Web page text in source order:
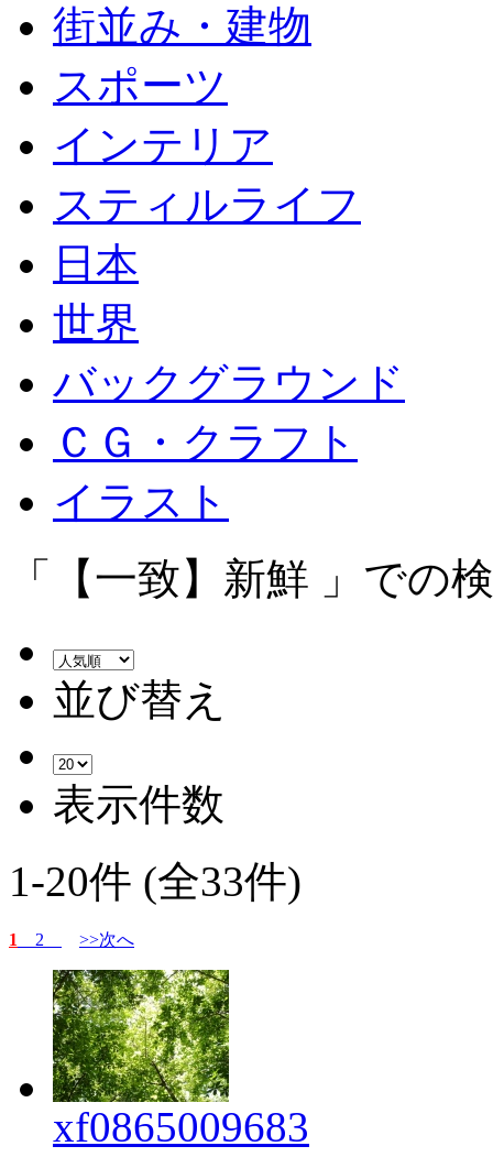
街並み・建物
スポーツ
インテリア
スティルライフ
日本
世界
バックグラウンド
ＣＧ・クラフト
イラスト
「【一致】新鮮 」での
並び替え
表示件数
1-20件 (全33件)
1 2 >>次へ
xf0865009683